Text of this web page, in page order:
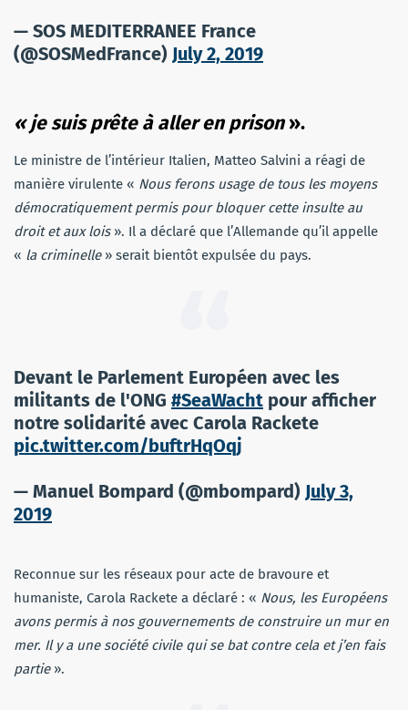
— SOS MEDITERRANEE France
(@SOSMedFrance) July 2, 2019
« je suis prête à aller en prison».
Le ministre de l’intérieur Italien, Matteo Salvini a réagi de
manière virulente « Nous ferons usage de tous les moyens
démocratiquement permis pour bloquer cette insulte au
droit et aux lois». Il a déclaré que l’Allemande qu’il appelle
« la criminelle» serait bientôt expulsée du pays.
Devant le Parlement Européen avec les
militants de l'ONG #SeaWacht pour afficher
notre solidarité avec Carola Rackete
pic.twitter.com/buftrHqOqj
— Manuel Bompard (@mbompard) July 3,
2019
Reconnue sur les réseaux pour acte de bravoure et
humaniste, Carola Rackete a déclaré : « Nous, les Européens
avons permis à nos gouvernements de construire un mur en
mer. Il y a une société civile qui se bat contre cela et j’en fais
partie».